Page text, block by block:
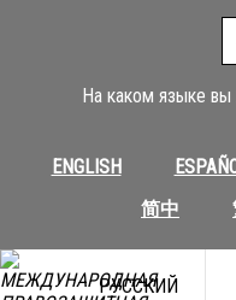
На каком языке вы
ENGLISH
简中
РУССКИЙ